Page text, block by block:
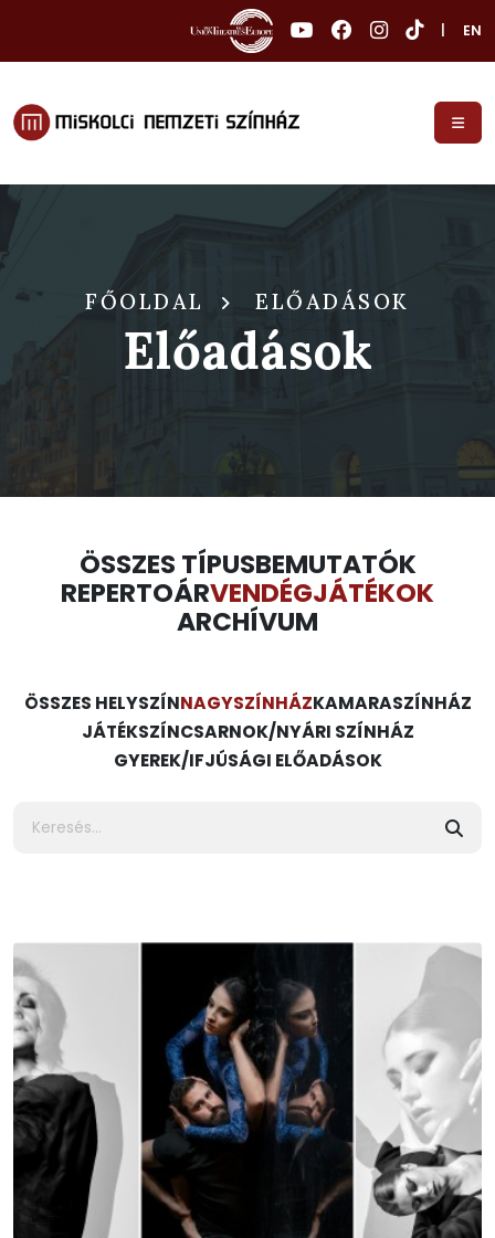
EN
FŐOLDAL ELŐADÁSOK
Előadások
ÖSSZES TÍPUSBEMUTATÓK
REPERTOÁRVENDÉGJÁTÉKOK
ARCHÍVUM
ÖSSZES HELYSZÍNNAGYSZÍNHÁZKAMARASZÍNHÁZ
JÁTÉKSZÍNCSARNOK/NYÁRI SZÍNHÁZ
GYEREK/IFJÚSÁGI ELŐADÁSOK